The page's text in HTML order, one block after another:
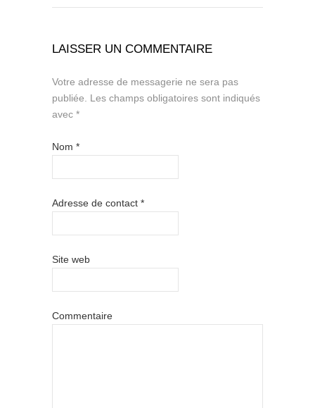
LAISSER UN COMMENTAIRE
Votre adresse de messagerie ne sera pas
publiée. Les champs obligatoires sont indiqués
avec *
Nom *
Adresse de contact *
Site web
Commentaire